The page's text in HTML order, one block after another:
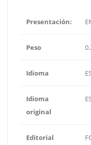
Presentación:
Peso
Idioma
Idioma
original
Editorial